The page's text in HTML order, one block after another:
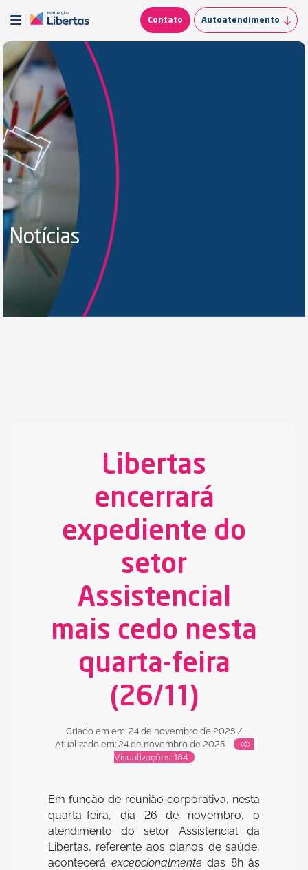
Contato Autoatendimento
Notícias
Libertas
encerrará
expediente do
setor
Assistencial
mais cedo nesta
quarta-feira
(26/11)
Criado em em: 24 de novembro de 2025 /
Atualizado em: 24 de novembro de 2025
Visualizações: 164
Em função de reunião corporativa, nesta
quarta-feira, dia 26 de novembro, o
atendimento do setor Assistencial da
Libertas, referente aos planos de saúde,
acontecerá excepcionalmente das 8h às